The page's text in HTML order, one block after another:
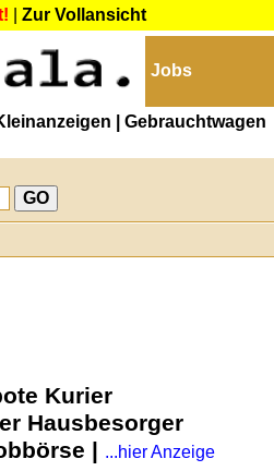
Zur Vollansicht
Jobs
Kleinanzeigen
| Gebrauchtwagen
Kurier
Hausbesorger
| ...hier Anzeige